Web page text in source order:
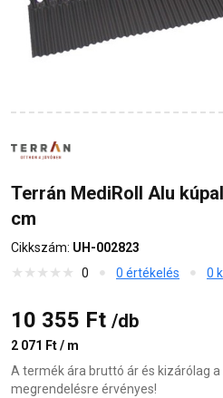
Terrán MediRoll Alu
cm
Cikkszám: UH-002823
0
0 értékelés 0
10 355 Ft /db
2 071 Ft / m
A termék ára bruttó ár és kizárólag
megrendelésre érvényes!